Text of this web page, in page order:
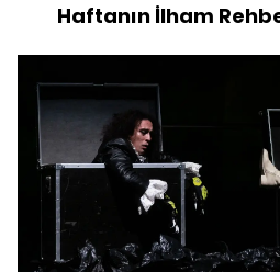
Haftanın İlham